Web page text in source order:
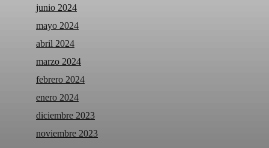
junio 2024
mayo 2024
abril 2024
marzo 2024
febrero 2024
enero 2024
diciembre 2023
noviembre 2023